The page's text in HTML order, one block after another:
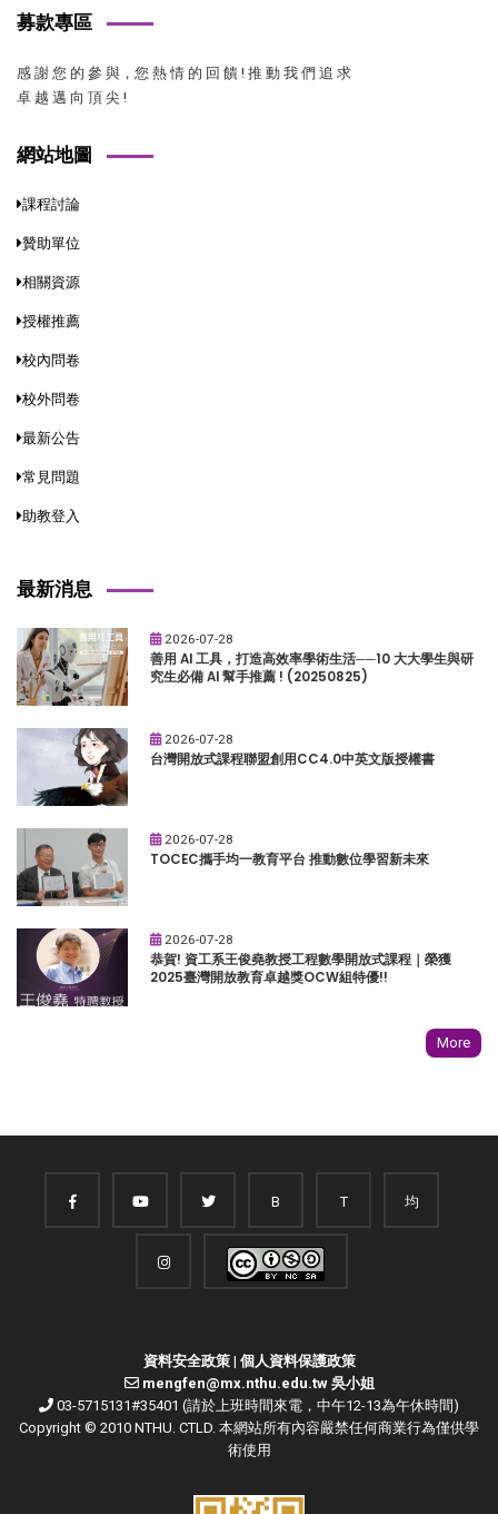
募款專區
感 謝 您 的 參 與，您 熱 情 的 回 饋 ! 推 動 我 們 追 求
卓 越 邁 向 頂 尖 !
網站地圖
課程討論
贊助單位
相關資源
授權推薦
校內問卷
校外問卷
最新公告
常見問題
助教登入
最新消息
2026-07-28
善用 AI 工具，打造高效率學術生活──10 大大學生與研
究生必備 AI 幫手推薦 ! (20250825)
2026-07-28
台灣開放式課程聯盟創用CC4.0中英文版授權書
2026-07-28
TOCEC攜手均一教育平台 推動數位學習新未來
2026-07-28
恭賀! 資工系王俊堯教授工程數學開放式課程｜榮獲
2025臺灣開放教育卓越獎OCW組特優!!
More
B T 均
資料安全政策| 個人資料保護政策
mengfen@mx.nthu.edu.tw 吳小姐
03-5715131#35401 (請於上班時間來電，中午12-13為午休時間)
Copyright © 2010 NTHU. CTLD. 本網站所有內容嚴禁任何商業行為僅供學
術使用